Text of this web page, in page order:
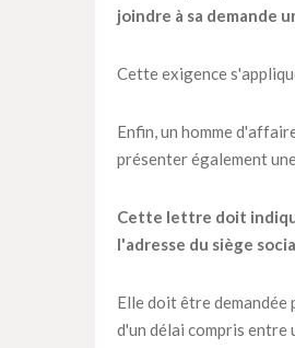
joindre à sa demande
Cette exigence
Enfin, un homme
présenter également
Cette lettre doit
l'adresse du siège
Elle doit être
d'un délai compris entre